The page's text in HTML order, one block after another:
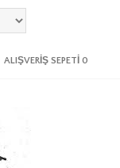
ALIŞVERIŞ SEPETI 0